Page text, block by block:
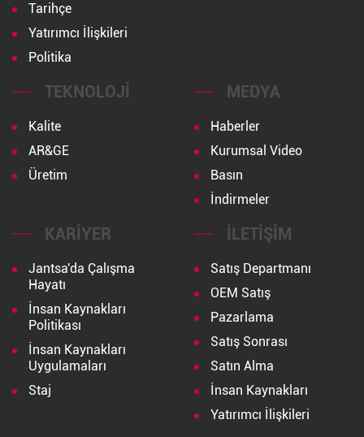
Tarihçe
Yatırımcı İlişkileri
Politika
TEKNOLOJI
Kalite
AR&GE
Üretim
MEDYA
Haberler
Kurumsal Video
Basın
İndirmeler
KARIYER
Jantsa'da Çalışma
Hayatı
İnsan Kaynakları
Politikası
İnsan Kaynakları
Uygulamaları
Staj
İLETIŞIM
Satış Departmanı
OEM Satış
Pazarlama
Satış Sonrası
Satın Alma
İnsan Kaynakları
Yatırımcı İlişkileri